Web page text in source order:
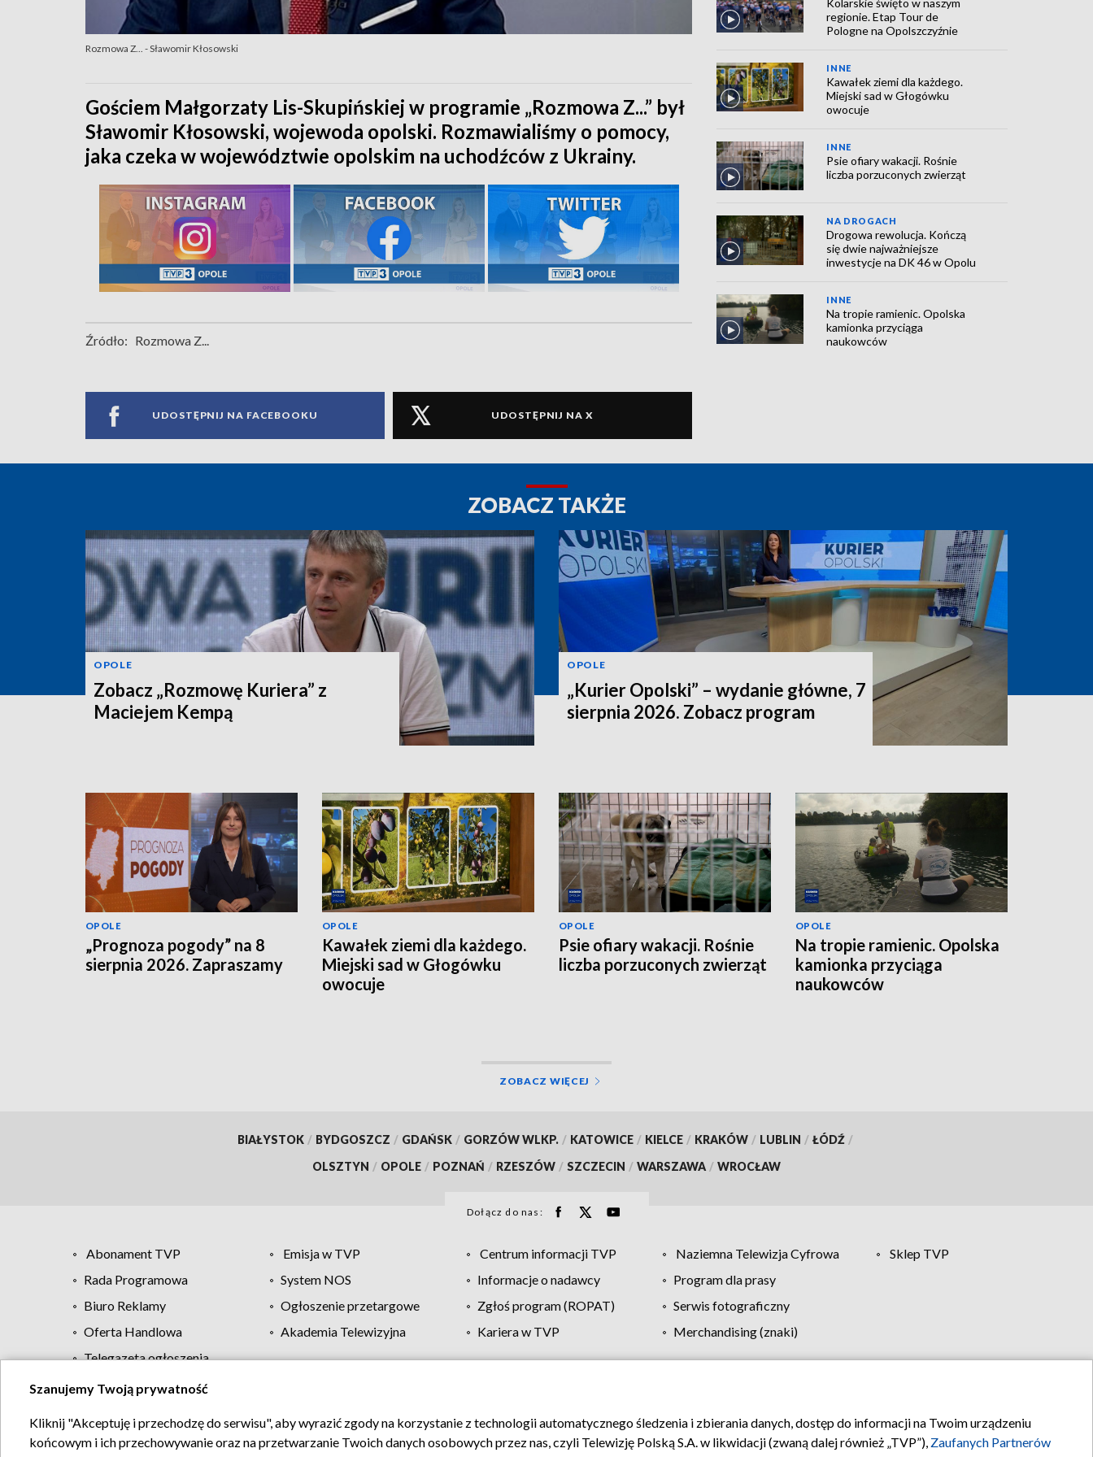
Rozmowa Z... - Sławomir Kłosowski
Gościem Małgorzaty Lis-Skupińskiej w programie „Rozmowa Z...” był
Sławomir Kłosowski, wojewoda opolski. Rozmawialiśmy o pomocy,
jaka czeka w województwie opolskim na uchodźców z Ukrainy.
Źródło: Rozmowa Z...
UDOSTĘPNIJ NA FACEBOOKU UDOSTĘPNIJ NA X
regionie. Etap Tour de
Pologne na Opolszczyźnie
INNE
Kawałek ziemi dla każdego.
Miejski sad w Głogówku
owocuje
INNE
Psie ofiary wakacji. Rośnie
liczba porzuconych zwierząt
NA DROGACH
Drogowa rewolucja. Kończą
się dwie najważniejsze
inwestycje na DK 46 w Opolu
INNE
Na tropie ramienic. Opolska
kamionka przyciąga
naukowców
ZOBACZ TAKŻE
OPOLE
Zobacz „Rozmowę Kuriera” z
Maciejem Kempą
OPOLE
„Kurier Opolski” – wydanie główne, 7
sierpnia 2026. Zobacz program
OPOLE
„Prognoza pogody” na 8
sierpnia 2026. Zapraszamy
OPOLE
Kawałek ziemi dla każdego.
Miejski sad w Głogówku
owocuje
OPOLE
Psie ofiary wakacji. Rośnie
liczba porzuconych zwierząt
OPOLE
Na tropie ramienic. Opolska
kamionka przyciąga
naukowców
ZOBACZ WIĘCEJ
BIAŁYSTOK / BYDGOSZCZ / GDAŃSK / GORZÓW WLKP. / KATOWICE / KIELCE / KRAKÓW / LUBLIN / ŁÓDŹ /
OLSZTYN / OPOLE / POZNAŃ / RZESZÓW / SZCZECIN / WARSZAWA / WROCŁAW
Dołącz do nas:
Abonament TVP Emisja w TVP Centrum informacji TVP Naziemna Telewizja Cyfrowa
Sklep TVP
Rada Programowa
System NOS Informacje o nadawcy
Program dla prasy
Biuro Reklamy
Ogłoszenie przetargowe Zgłoś program (ROPAT)
Serwis fotograficzny
Oferta Handlowa
Akademia Telewizyjna Kariera w TVP
Merchandising (znaki)
Telegazeta ogłoszenia
Regulamin TVP Polityka prywatności Moje zgody Pomoc Biuro reklamy Kontakt
Szanujemy Twoją prywatność
Kliknij "Akceptuję i przechodzę do serwisu", aby wyrazić zgody na korzystanie z technologii automatycznego śledzenia i zbierania danych, dostęp do informacji na Twoim urządzeniu
końcowym i ich przechowywanie oraz na przetwarzanie Twoich danych osobowych przez nas, czyli Telewizję Polską S.A. w likwidacji (zwaną dalej również „TVP”), Zaufanych Partnerów